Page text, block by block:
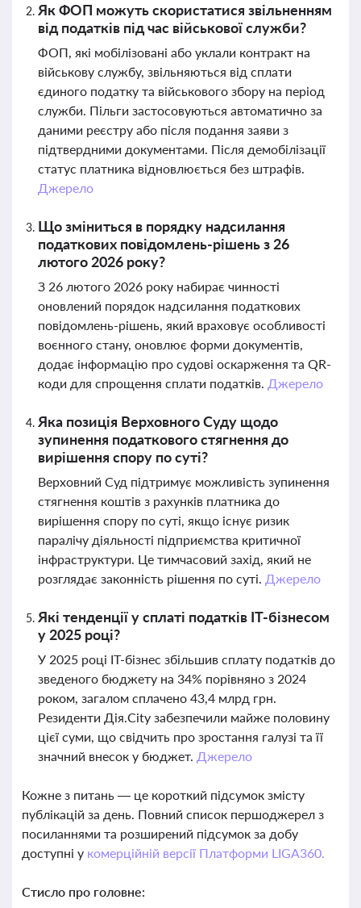
Як ФОП можуть скористатися звільненням
від податків під час військової служби?
ФОП, які мобілізовані або уклали контракт на
військову службу, звільняються від сплати
єдиного податку та військового збору на період
служби. Пільги застосовуються автоматично за
даними реєстру або після подання заяви з
підтвердними документами. Після демобілізації
статус платника відновлюється без штрафів.
Джерело
Що зміниться в порядку надсилання
податкових повідомлень-рішень з 26
лютого 2026 року?
З 26 лютого 2026 року набирає чинності
оновлений порядок надсилання податкових
повідомлень-рішень, який враховує особливості
воєнного стану, оновлює форми документів,
додає інформацію про судові оскарження та QR-
коди для спрощення сплати податків. Джерело
Яка позиція Верховного Суду щодо
зупинення податкового стягнення до
вирішення спору по суті?
Верховний Суд підтримує можливість зупинення
стягнення коштів з рахунків платника до
вирішення спору по суті, якщо існує ризик
паралічу діяльності підприємства критичної
інфраструктури. Це тимчасовий захід, який не
розглядає законність рішення по суті. Джерело
Які тенденції у сплаті податків ІТ-бізнесом
у 2025 році?
У 2025 році ІТ-бізнес збільшив сплату податків до
зведеного бюджету на 34% порівняно з 2024
роком, загалом сплачено 43,4 млрд грн.
Резиденти Дія.City забезпечили майже половину
цієї суми, що свідчить про зростання галузі та її
значний внесок у бюджет. Джерело
Кожне з питань — це короткий підсумок змісту
публікацій за день. Повний список першоджерел з
посиланнями та розширений підсумок за добу
доступні у комерційній версії Платформи LIGA360.
Стисло про головне: